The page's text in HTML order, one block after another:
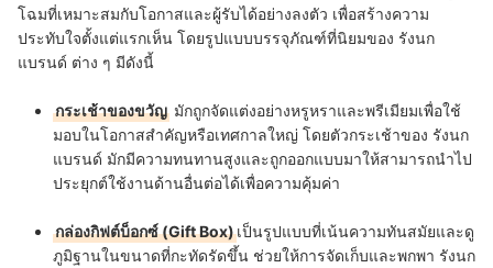
โฉมที่เหมาะสมกับโอกาสและผู้รับได้อย่างลงตัว เพื่อสร้างความ
ประทับใจตั้งแต่แรกเห็น โดยรูปแบบบรรจุภัณฑ์ที่นิยมของ รังนก
แบรนด์ ต่าง ๆ มีดังนี้
กระเช้าของขวัญ มักถูกจัดแต่งอย่างหรูหราและพรีเมียมเพื่อใช้
มอบในโอกาสสำคัญหรือเทศกาลใหญ่ โดยตัวกระเช้าของ รังนก
แบรนด์ มักมีความทนทานสูงและถูกออกแบบมาให้สามารถนำไป
ประยุกต์ใช้งานด้านอื่นต่อได้เพื่อความคุ้มค่า
กล่องกิฟต์บ็อกซ์ (Gift Box)เป็นรูปแบบที่เน้นความทันสมัยและดู
ภูมิฐานในขนาดที่กะทัดรัดขึ้น ช่วยให้การจัดเก็บและพกพา รังนก